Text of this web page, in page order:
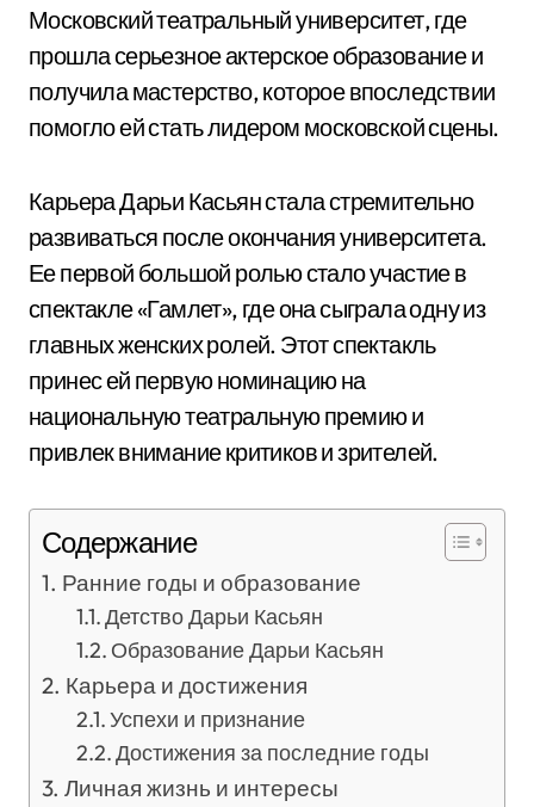
Московский театральный университет, где
прошла серьезное актерское образование и
получила мастерство, которое впоследствии
помогло ей стать лидером московской сцены.
Карьера Дарьи Касьян стала стремительно
развиваться после окончания университета.
Ее первой большой ролью стало участие в
спектакле «Гамлет», где она сыграла одну из
главных женских ролей. Этот спектакль
принес ей первую номинацию на
национальную театральную премию и
привлек внимание критиков и зрителей.
Содержание
Ранние годы и образование
Детство Дарьи Касьян
Образование Дарьи Касьян
Карьера и достижения
Успехи и признание
Достижения за последние годы
Личная жизнь и интересы